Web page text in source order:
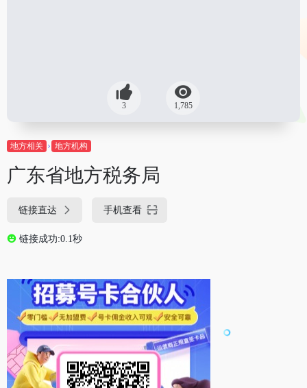
3 1,785
地方相关 地方机构
广东省地方税务局
链接直达 手机查看
链接成功:0.1秒